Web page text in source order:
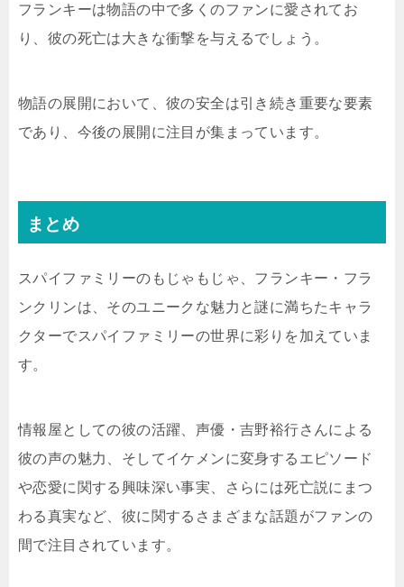
フランキーは物語の中で多くのファンに愛されてお
り、彼の死亡は大きな衝撃を与えるでしょう。
物語の展開において、彼の安全は引き続き重要な要素
であり、今後の展開に注目が集まっています。
まとめ
スパイファミリーのもじゃもじゃ、フランキー・フラ
ンクリンは、そのユニークな魅力と謎に満ちたキャラ
クターでスパイファミリーの世界に彩りを加えていま
す。
情報屋としての彼の活躍、声優・吉野裕行さんによる
彼の声の魅力、そしてイケメンに変身するエピソード
や恋愛に関する興味深い事実、さらには死亡説にまつ
わる真実など、彼に関するさまざまな話題がファンの
間で注目されています。